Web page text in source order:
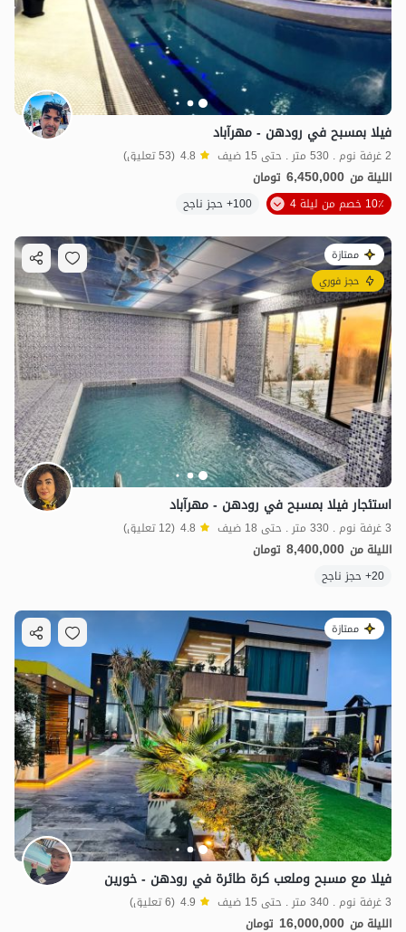
فيلا بمسبح في رودهن - مهرآباد
2 غرفة نوم . 530 متر . حتى 15 ضيف 4.8 (53 تعليق)
الليلة من 6,450,000 تومان
10٪ خصم من ليلة 4
100+ حجز ناجح
ممتازة
حجز فوري
استئجار فيلا بمسبح في رودهن - مهرآباد
3 غرفة نوم . 330 متر . حتى 18 ضيف 4.8 (12 تعليق)
الليلة من 8,400,000 تومان
20+ حجز ناجح
ممتازة
فيلا مع مسبح وملعب كرة طائرة في رودهن - خورين
3 غرفة نوم . 340 متر . حتى 15 ضيف 4.9 (6 تعليق)
الليلة من 16,000,000 تومان